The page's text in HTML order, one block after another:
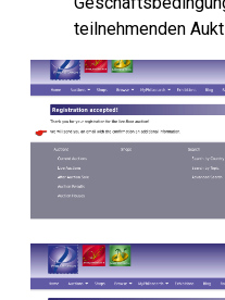
teilnehmenden